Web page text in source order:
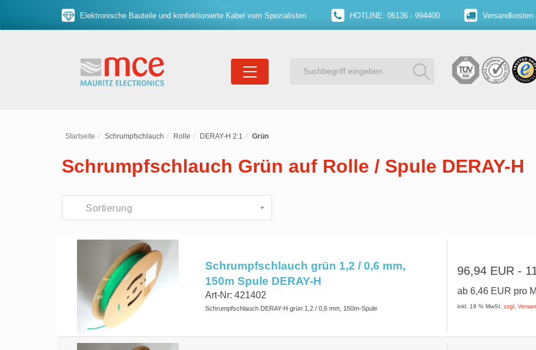
Elektronische Bauteile und konfektionierte Kabel vom Spezialisten HOTLINE: 06136 - 994400 Versandkosten
Startseite Schrumpfschlauch Rolle DERAY-H 2:1 Grün
Schrumpfschlauch Grün auf Rolle / Spule DERAY-H
Sortierung
Schrumpfschlauch grün 1,2 / 0,6 mm,
150m Spule DERAY-H
Art-Nr: 421402
Schrumpfschlauch DERAY-H grün 1,2 / 0,6 mm, 150m-Spule
96,94 EUR -
ab6,46 EUR pro
inkl. 19 % MwSt.zzgl.